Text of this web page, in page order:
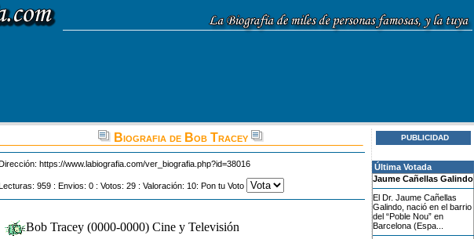
Biografia de Bob Tracey
https://www.labiografia.com/ver_biografia.php?id=38016
959 : Envios: 0 : Votos: 29 : Valoración: 10: Pon tu Voto
Bob Tracey (0000-0000) Cine y Televisión
PUBLICIDAD
Última Votada
Jaume Cañellas Galindo
El Dr. Jaume Cañellas
Galindo, nació en el barrio
del “Poble Nou” en
Barcelona (Espa...